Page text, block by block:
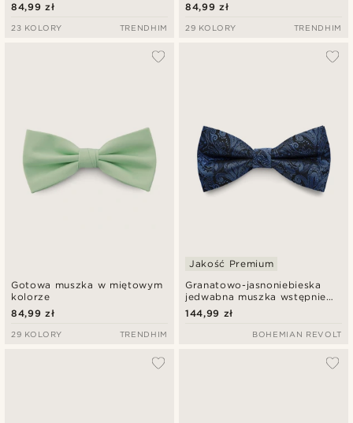
84,99 zł
23 KOLORY TRENDHIM
84,99 zł
29 KOLORY TRENDHIM
Gotowa muszka w miętowym
kolorze
84,99 zł
29 KOLORY TRENDHIM
Granatowo-jasnoniebieska
jedwabna muszka wstępnie
zawiązana we wzór paisley
Jakość Premium
144,99 zł
BOHEMIAN REVOLT